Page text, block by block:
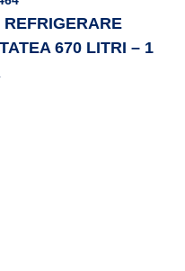
670 LITRI – 1